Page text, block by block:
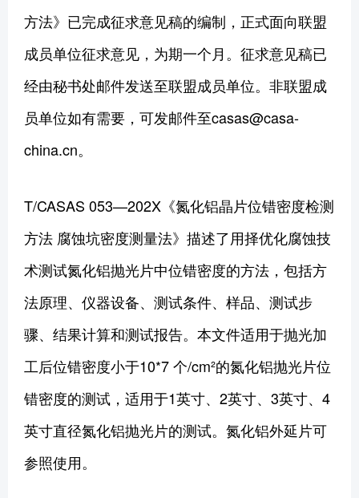
方法》已完成征求意见稿的编制，正式面向联盟
成员单位征求意见，为期一个月。征求意见稿已
经由秘书处邮件发送至联盟成员单位。非联盟成
员单位如有需要，可发邮件至casas@casa-
china.cn。
T/CASAS 053—202X《氮化铝晶片位错密度检测
方法 腐蚀坑密度测量法》描述了用择优化腐蚀技
术测试氮化铝抛光片中位错密度的方法，包括方
法原理、仪器设备、测试条件、样品、测试步
骤、结果计算和测试报告。本文件适用于抛光加
工后位错密度小于10*7 个/cm²的氮化铝抛光片位
错密度的测试，适用于1英寸、2英寸、3英寸、4
英寸直径氮化铝抛光片的测试。氮化铝外延片可
参照使用。